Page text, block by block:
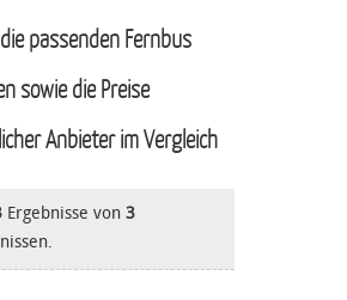
passenden Fernbus
sowie die Preise
Anbieter im Vergleich
Ergebnisse von 3